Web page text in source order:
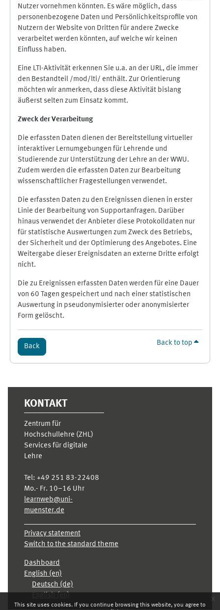
This site uses cookies. If you continue browsing this website, you agree to
x
Nutzer vornehmen könnten. Es wäre möglich, dass
personenbezogene Daten und Persönlichkeitsprofile von
Nutzern der Website von Dritten für andere Zwecke
verarbeitet werden könnten, auf welche wir keinen
Einfluss haben.
Eine LTI-Aktivität erkennen Sie u.a. an der URL, die immer
den Bestandteil /mod/lti/ enthält. Zur Orientierung
möchten wir anmerken, dass diese Aktivität bislang
äußerst selten zum Einsatz kommt.
Zweck der Verarbeitung
Die erfassten Daten dienen der Bereitstellung virtueller
interaktiver Lernumgebungen für Lehrende und
Studierende zur Unterstützung der Lehre an der WWU.
Zudem werden die erfassten Daten zur Bearbeitung
wissenschaftlicher Fragestellungen verwendet.
Die erfassten Daten zu den Ereignissen dienen in erster
Linie der Bearbeitung von Supportanfragen. Darüber
hinaus verwendet der Anbieter diese Protokolldaten nur
für statistische Auswertungen zum Zweck des Betriebs,
der Sicherheit und der Optimierung des Angebotes. Eine
Weitergabe dieser Ereignisdaten an externe Dritte erfolgt
nicht.
Die zu Ereignissen erfassten Daten werden für eine Dauer
von 60 Tagen gespeichert und nach einer statistischen
Auswertung in pseudonymisierter oder anonymisierter
Form gelöscht.
Back Back to top
KONTAKT
Zentrum für
Hochschullehre (ZHL)
Services für digitale
Lehre
Tel: +49 251 83-22408
Mo.- Fr. 10–16 Uhr
learnweb@uni-
muenster.de
Privacy statement
Switch to the standard theme
Dashboard
English ‎(en)‎
Deutsch ‎(de)‎